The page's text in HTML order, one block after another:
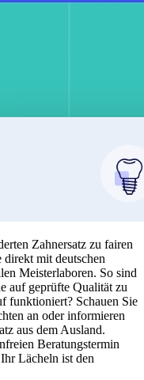
Zahnersatz zu fairen
mit deutschen
Meisterlaboren. So sind
auf geprüfte Qualität zu
funktioniert? Schauen Sie
an oder informieren
aus dem Ausland.
Beratungstermin
Lächeln ist den